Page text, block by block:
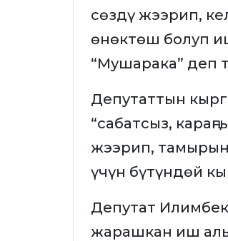
сөздү жээрип,
өнөктөш болуп
“Мушарака” деп
Депутаттын
“сабатсыз,
жээрип,
үчүн бүтүндөй
Депутат Илимбек
жарашкан иш